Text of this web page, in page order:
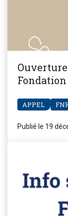
APPEL
Publié le 19